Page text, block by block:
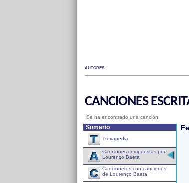
AUTORES
CANCIONES
Se ha encontrado una canción.
Sumario
Trovapedia
Canciones compuestas por
Lourenço Baeta
Cancioneros con canciones
de Lourenço Baeta